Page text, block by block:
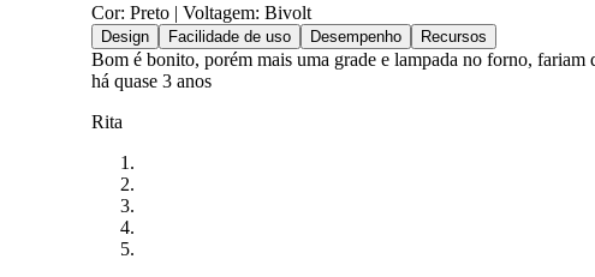
Cor: Preto | Voltagem: Bivolt
Design Facilidade de uso Desempenho Recursos
Bom é bonito, porém mais uma grade e lampada no forno, fariam
há quase 3 anos
Rita